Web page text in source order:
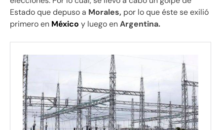
Estado que depuso a Morales, por lo que éste se exilió
primero en México y luego enArgentina.